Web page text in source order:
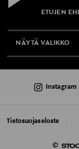
ETUJEN
NÄYTÄ VALIKKO
AJANKOHTAISTA
©
Tietosuojaseloste
Instagram